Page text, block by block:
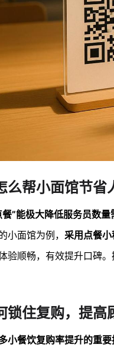
么帮小面馆节省
”能极大降低服务员数量
小面馆为例， 采用点餐
验顺畅，有效提升口碑
锁住复购，提高
小餐饮复购率提升的重要